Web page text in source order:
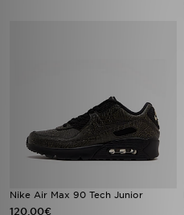
Nike Air Max 90 Tech Junior
120,00€